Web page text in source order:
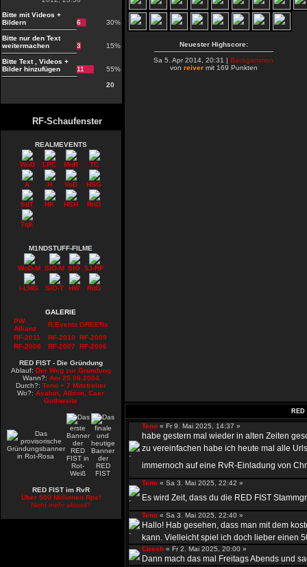
Bitte mit Videos +
Bildern
6 30%
Bitte nur den Text
weitermachen
3 15%
Bitte Text , Videos +
Bilder hinzufügen
11 55%
20
RF-Schaufenster
REALMEVENTS
WoD LPC MnR TC
A H VoD HSG
SdT HK HSH RitD
TqE
M1NDSTUFF-FILME
WoD-M SIO-M SIO 5J-RF
i-LMG SIO-T HW RitD
GALERIE
PW-
Allianz
R.Events GREENs
RF-2011
RF-2010 RF-2009
RF-2008
RF-2007 RF-2006
RED FIST - Die Gründung
Ablauf: Der Weg zur Gründung
Wann?: Am 25.06.2004
Durch?: Teno + 7 Mitstreiter
Wo?:Avalon, Albion, Caer
Gothwaite
RED FIST im RvR
Über 500 Millionen Rps!
Nicht mehr aktuell?
Neuester Highscore:
Sa 5. Apr 2014, 20:31 |Backgammon
von reiver mit 169 Punkten
Teno « Fr 9. Mai 2025, 14:37 »
habe gestern mal wieder in alten Zeiten
zu vereinfachen habe ich heute mal alle
immernoch auf eine RvR-Einladung von
Teno « Sa 3. Mai 2025, 22:42 »
Es wird Zeit, dass du die RED FIST
Teno « Sa 3. Mai 2025, 22:40 »
Hallo! Hab gesehen, dass man mit dem
kann. Vielleicht spiel ich doch lieber einen
Ciresh « Fr 2. Mai 2025, 20:00 »
Dann mach das mal Freitags Abends und